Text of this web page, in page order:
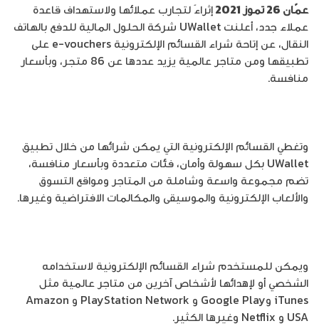
عمّان 26 تموز 2021
إثراءً لتجارب عملائها ولاستهداف قاعدة
عملاء جدد، أعلنت UWallet شركة الحلول المالية للدفع بالهاتف
النقال، عن إتاحة شراء القسائم الإلكترونية e-vouchers على
تطبيقها ومن متاجر عالمية يزيد عددها عن 86 متجر، وبأسعار
منافسة.
وتغطي القسائم الإلكترونية التي يمكن شرائها من خلال تطبيق
UWallet بكل سهولة وأمان، فئات متعددة وبأسعار منافسة،
تضم مجموعة واسعة وشاملة من المتاجر ومواقع التسوق
والألعاب الإلكترونية والموسيقى والمكالمات الافتراضية وغيرها.
ويمكن للمستخدم شراء القسائم الإلكترونية لاستخدامه
الشخصي أو لإهدائها لأشخاص آخرين من متاجر عالمية مثل
iTunes وGoogle Play و PlayStation Network و Amazon
USA و Netflix وغيرها الكثير.